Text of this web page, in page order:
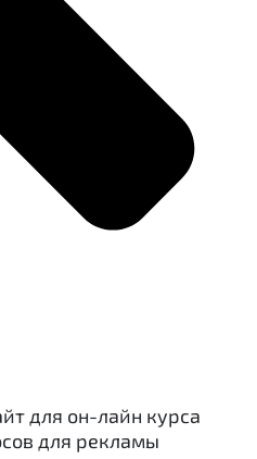
для он-лайн курса
для рекламы